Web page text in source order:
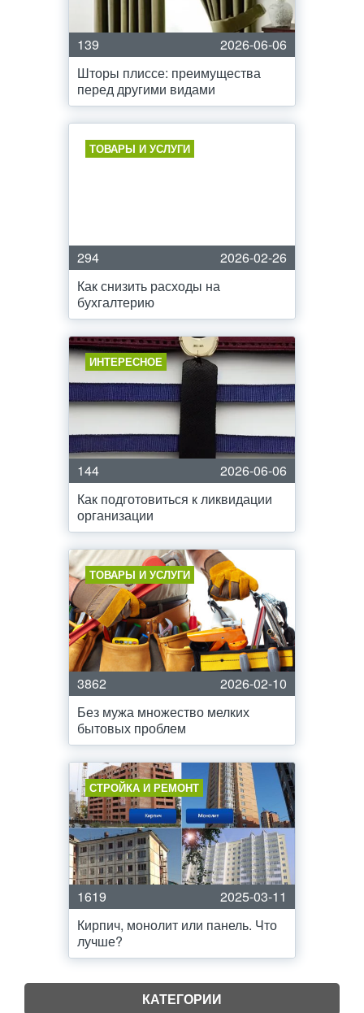
139
2026-06-06
Шторы плиссе: преимущества
перед другими видами
ТОВАРЫ И УСЛУГИ
294
2026-02-26
Как снизить расходы на
бухгалтерию
ИНТЕРЕСНОЕ
144
2026-06-06
Как подготовиться к ликвидации
организации
ТОВАРЫ И УСЛУГИ
3862
2026-02-10
Без мужа множество мелких
бытовых проблем
СТРОЙКА И РЕМОНТ
1619
2025-03-11
Кирпич, монолит или панель. Что
лучше?
КАТЕГОРИИ